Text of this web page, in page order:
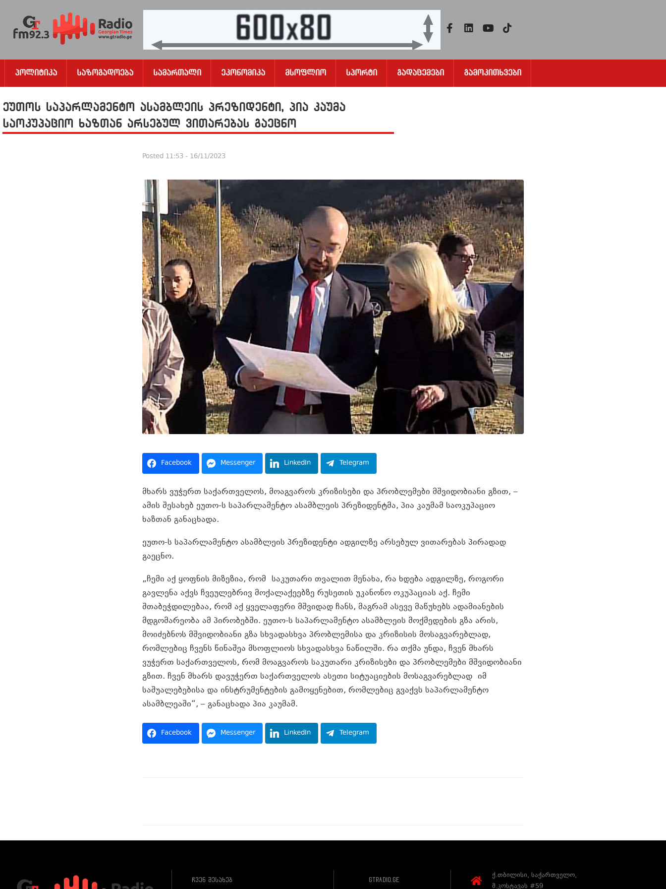
Პოლიტიკა Საზოგადოება Სამართალი Ეკონომიკა Მსოფლიო Სპორტი Გადაცემები Გამოკითხვები
ეუთოს საპარლამენტო ასამბლეის პრეზიდენტი, პია კაუმა
საოკუპაციო ხაზთან არსებულ ვითარებას გაეცნო
Posted 11:53 - 16/11/2023
Facebook Messenger LinkedIn Telegram
მხარს ვუჭერთ საქართველოს, მოაგვაროს კრიზისები და პრობლემები მშვიდობიანი გზით, –
ამის შესახებ ეუთო-ს საპარლამენტო ასამბლეის პრეზიდენტმა, პია კაუმამ საოკუპაციო
ხაზთან განაცხადა.
ეუთო-ს საპარლამენტო ასამბლეის პრეზიდენტი ადგილზე არსებულ ვითარებას პირადად
გაეცნო.
„ჩემი აქ ყოფნის მიზეზია, რომ საკუთარი თვალით მენახა, რა ხდება ადგილზე, როგორი
გავლენა აქვს ჩვეულებრივ მოქალაქეებზე რუსეთის უკანონო ოკუპაციას აქ. ჩემი
შთაბეჭდილებაა, რომ აქ ყველაფერი მშვიდად ჩანს, მაგრამ ასევე მაწუხებს ადამიანების
მდგომარეობა ამ პირობებში. ეუთო-ს საპარლამენტო ასამბლეის მოქმედების გზა არის,
მოიძებნოს მშვიდობიანი გზა სხვადასხვა პრობლემისა და კრიზისის მოსაგვარებლად,
რომლებიც ჩვენს წინაშეა მსოფლიოს სხვადასხვა ნაწილში. რა თქმა უნდა, ჩვენ მხარს
ვუჭერთ საქართველოს, რომ მოაგვაროს საკუთარი კრიზისები და პრობლემები მშვიდობიანი
გზით. ჩვენ მხარს დავუჭერთ საქართველოს ასეთი სიტუაციების მოსაგვარებლად იმ
საშუალებებისა და ინსტრუმენტების გამოყენებით, რომლებიც გვაქვს საპარლამენტო
ასამბლეაში“, – განაცხადა პია კაუმამ.
Facebook Messenger LinkedIn Telegram
ჩვენ შესახებ gtradio.ge
ქ.თბილისი, საქართველო,
მ.კოსტავას #59